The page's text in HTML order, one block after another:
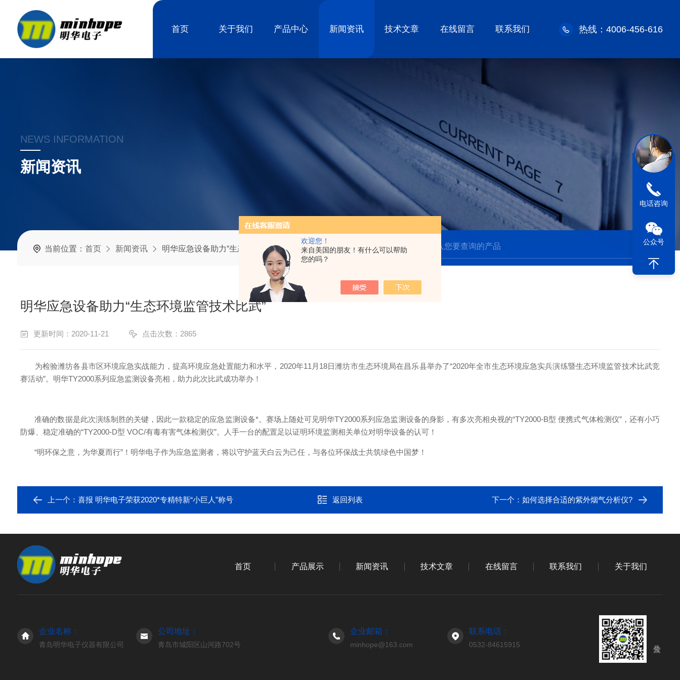
欢迎您！
来自美国的朋友！有什么可以帮助
您的吗？
首页 关于我们 产品中心 新闻资讯 技术文章 在线留言 联系我们 热线：4006-456-616
NEWS INFORMATION
新闻资讯
当前位置： 首页 新闻资讯 明华应急设备助力“生态环境监管技术比武”
明华应急设备助力“生态环境监管技术比武”
更新时间：2020-11-21 点击次数：2865
为检验潍坊各县市区环境应急实战能力，提高环境应急处置能力和水平，2020年11月18日潍坊市生态环境局在昌乐县举办了“2020年全市生态环境应急实兵演练暨生态环境监管技术比武竞
赛活动”。明华TY2000系列应急监测设备亮相，助力此次比武成功举办！
准确的数据是此次演练制胜的关键，因此一款稳定的应急监测设备*。赛场上随处可见明华TY2000系列应急监测设备的身影，有多次亮相央视的“TY2000-B型 便携式气体检测仪”，还有小巧
防爆、稳定准确的“TY2000-D型 VOC/有毒有害气体检测仪”。人手一台的配置足以证明环境监测相关单位对明华设备的认可！
“明环保之意，为华夏而行”！明华电子作为应急监测者，将以守护蓝天白云为己任，与各位环保战士共筑绿色中国梦！
上一个： 喜报 明华电子荣获2020*专精特新“小巨人”称号 返回列表 下一个：如何选择合适的紫外烟气分析仪?
首页 产品展示 新闻资讯 技术文章 在线留言 联系我们 关于我们
企业名称：
青岛明华电子仪器有限公司
公司地址：
青岛市城阳区山河路702号
企业邮箱：
minhope@163.com
联系电话：
0532-84615915
电话咨询
公众号